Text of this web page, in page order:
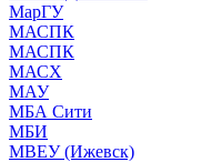
МарГУ
МАСПК
МАСПК
МАСХ
МАУ
МБА Сити
МБИ
МВЕУ (Ижевск)